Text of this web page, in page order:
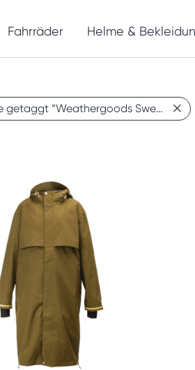
Fahrräder Helme &
getaggt “Weathergoods Sweden”